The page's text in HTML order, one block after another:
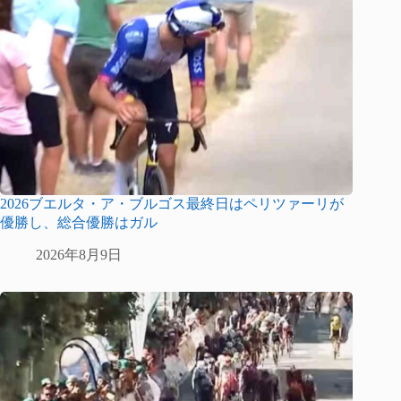
2026ブエルタ・ア・ブルゴス最終日はペリツァーリが
優勝し、総合優勝はガル
2026年8月9日